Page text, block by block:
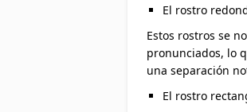
El rostro
Estos rostros se
pronunciados, lo
una separación
El rostro